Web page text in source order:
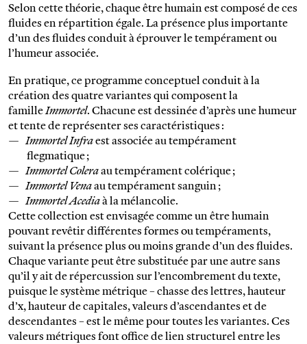
Selon cette théorie, chaque être humain est composé de ces
fluides en répartition égale. La présence plus importante
d’un des fluides conduit à éprouver le tempérament ou
l’humeur associée.
En pratique, ce programme conceptuel conduit à la
création des quatre variantes qui composent la
familleImmortel. Chacune est dessinée d’après une humeur
et tente de représenter ses caractéristiques :
Immortel Infraest associée au tempérament
flegmatique ;
Immortel Coleraau tempérament colérique ;
Immortel Venaau tempérament sanguin ;
Immortel Acediaà la mélancolie.
Cette collection est envisagée comme un être humain
pouvant revêtir différentes formes ou tempéraments,
suivant la présence plus ou moins grande d’un des fluides.
Chaque variante peut être substituée par une autre sans
qu’il y ait de répercussion sur l’encombrement du texte,
puisque le système métrique – chasse des lettres, hauteur
d’x, hauteur de capitales, valeurs d’ascendantes et de
descendantes – est le même pour toutes les variantes. Ces
valeurs métriques font office de lien structurel entre les